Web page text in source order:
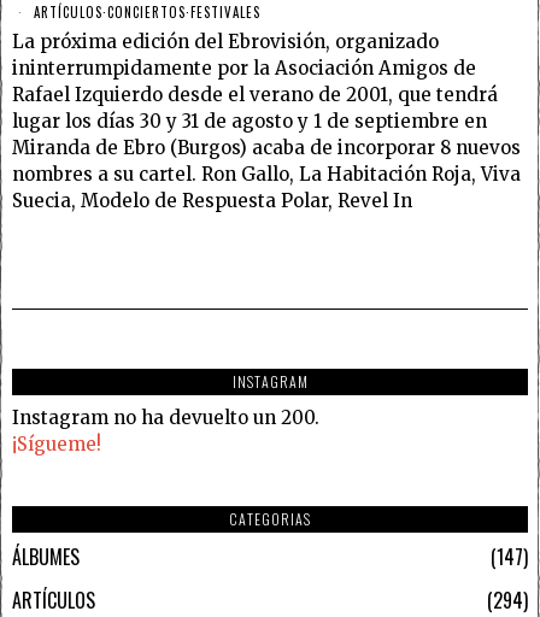
ARTÍCULOS·CONCIERTOS·FESTIVALES
La próxima edición del Ebrovisión, organizado
ininterrumpidamente por la Asociación Amigos de
Rafael Izquierdo desde el verano de 2001, que tendrá
lugar los días 30 y 31 de agosto y 1 de septiembre en
Miranda de Ebro (Burgos) acaba de incorporar 8 nuevos
nombres a su cartel. Ron Gallo, La Habitación Roja, Viva
Suecia, Modelo de Respuesta Polar, Revel In
INSTAGRAM
Instagram no ha devuelto un 200.
¡Sígueme!
CATEGORIAS
ÁLBUMES
147
ARTÍCULOS
294